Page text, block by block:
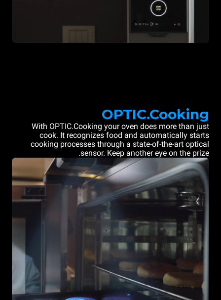
OPTIC.Cooking
With OPTIC.Cooking your oven does more than just
cook. It recognizes food and automatically starts
cooking processes through a state-of-the-art optical
sensor. Keep another eye on the prize.